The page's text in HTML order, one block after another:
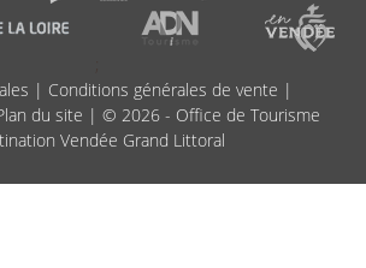
| Conditions générales de vente |
du site | © 2026 - Office de Tourisme
Vendée Grand Littoral